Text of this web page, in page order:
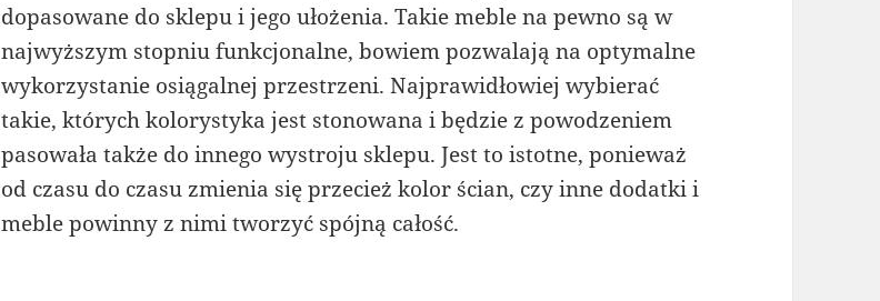
dopasowane do sklepu i jego ułożenia. Takie meble na pewno są w
najwyższym stopniu funkcjonalne, bowiem pozwalają na optymalne
wykorzystanie osiągalnej przestrzeni. Najprawidłowiej wybierać
takie, których kolorystyka jest stonowana i będzie z powodzeniem
pasowała także do innego wystroju sklepu. Jest to istotne, ponieważ
od czasu do czasu zmienia się przecież kolor ścian, czy inne dodatki i
meble powinny z nimi tworzyć spójną całość.